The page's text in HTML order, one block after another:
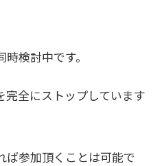
検討中です。
完全にストップしています
ば参加頂くことは可能で